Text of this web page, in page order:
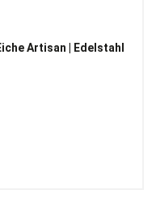
Artisan | Edelstahl